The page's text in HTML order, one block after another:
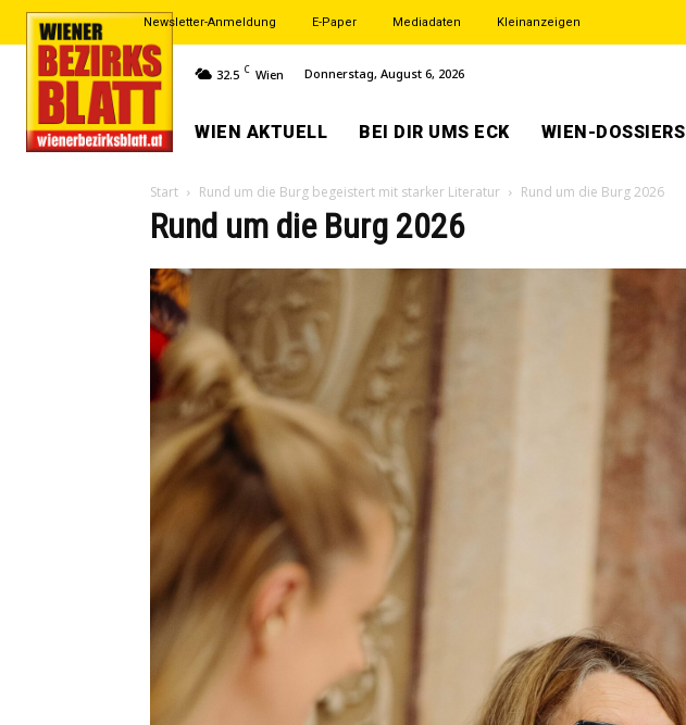
Newsletter-Anmeldung E-Paper Mediadaten Kleinanzeigen
32.5 C Wien Donnerstag, August 6, 2026
WIEN AKTUELL BEI DIR UMS ECK WIEN-DOSSIERS
Start Rund um die Burg begeistert mit starker Literatur Rund um die Burg 2026
Rund um die Burg 2026